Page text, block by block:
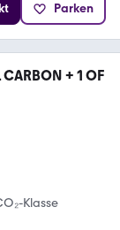
Parken
+ 1 OF
Klasse